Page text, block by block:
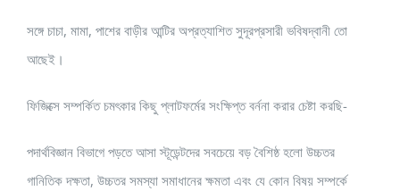
সঙ্গে চাচা, মামা, পাশের বাড়ীর আন্টির অপ্রত্যাশিত সুদূরপ্রসারী ভবিষদ্বানী তো
আছেই।
ফিজিক্সে সম্পর্কিত চমৎকার কিছু প্লাটফর্মের সংক্ষিপ্ত বর্ননা করার চেষ্টা করছি-
পদার্থবিজ্ঞান বিভাগে পড়তে আসা স্টূডেন্টদের সবচেয়ে বড় বৈশিষ্ঠ হলো উচ্চতর
গানিতিক দক্ষতা, উচ্চতর সমস্যা সমাধানের ক্ষমতা এবং যে কোন বিষয় সম্পর্কে